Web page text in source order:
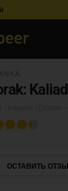
ОСТАВИТЬ